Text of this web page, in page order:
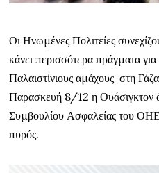
Οι Ηνωμένες Πολιτείες
κάνει περισσότερα πράγματα
Παλαιστίνιους αμάχους στη
Παρασκευή 8/12 η Ουάσιγκτον
Συμβουλίου Ασφαλείας του
πυρός.